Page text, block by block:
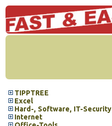
TIPPTREE
Excel
Hard-, Software, IT-Security
Internet